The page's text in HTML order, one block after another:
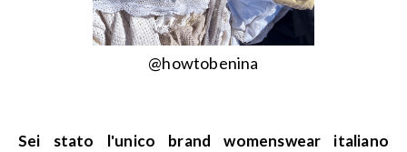
@howtobenina
Sei stato l'unico brand womenswear italiano